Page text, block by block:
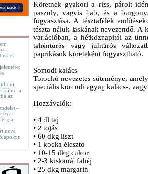
el
klíma: a
az
–
és a
neve
Köretnek gyakori a rizs, párolt
paszuly, vagyis bab, és a
fogyasztása. A tésztafélék
tészta náluk laskának nevezendő. A
variációban, a hétköznapitól az
tehéntúrós vagy juhtúrós
paprikások köreteként fogyasztható.
Somodi kalács
Torockó nevezetes süteménye,
speciális korondi agyag kalács-,
Hozzávalók:
• 4 dl tej
• 2 tojás
• 60 dkg liszt
• 1 kocka élesztő
• 10-15 dkg cukor
• 2-3 kiskanál fahéj
• 25 dkg margarin